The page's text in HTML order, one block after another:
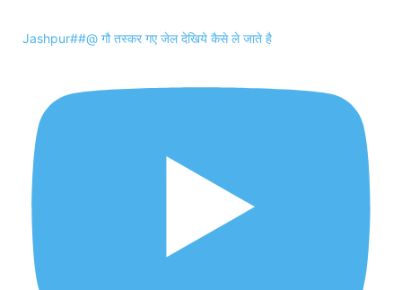
Jashpur##@ गौ तस्कर गए जेल देखिये कैसे ले जाते है